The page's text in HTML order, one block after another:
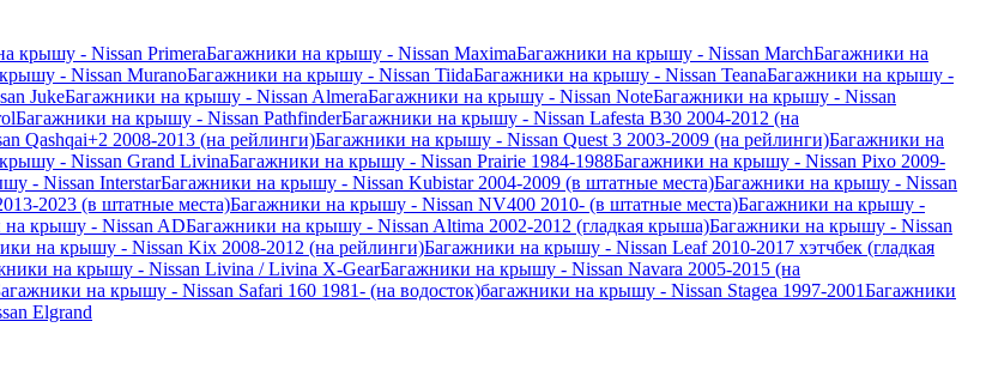
крышу - Nissan PrimeraБагажники на крышу - Nissan MaximaБагажники на крышу - Nissan MarchБагажники на
- Nissan MuranoБагажники на крышу - Nissan TiidaБагажники на крышу - Nissan TeanaБагажники на крышу -
JukeБагажники на крышу - Nissan AlmeraБагажники на крышу - Nissan NoteБагажники на крышу - Nissan
Багажники на крышу - Nissan PathfinderБагажники на крышу - Nissan Lafesta B30 2004-2012 (на
Qashqai+2 2008-2013 (на рейлинги)Багажники на крышу - Nissan Quest 3 2003-2009 (на рейлинги)Багажники на
- Nissan Grand LivinaБагажники на крышу - Nissan Prairie 1984-1988Багажники на крышу - Nissan Pixo 2009-
- Nissan InterstarБагажники на крышу - Nissan Kubistar 2004-2009 (в штатные места)Багажники на крышу - Nissan
2023 (в штатные места)Багажники на крышу - Nissan NV400 2010- (в штатные места)Багажники на крышу -
на крышу - Nissan ADБагажники на крышу - Nissan Altima 2002-2012 (гладкая крыша)Багажники на крышу - Nissan
на крышу - Nissan Kix 2008-2012 (на рейлинги)Багажники на крышу - Nissan Leaf 2010-2017 хэтчбек (гладкая
на крышу - Nissan Livina / Livina X-GearБагажники на крышу - Nissan Navara 2005-2015 (на
на крышу - Nissan Safari 160 1981- (на водосток)багажники на крышу - Nissan Stagea 1997-2001Багажники
Elgrand